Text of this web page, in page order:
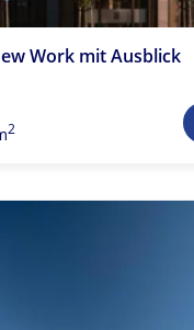
Work mit Ausblick
2